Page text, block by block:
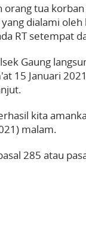
tua
dialami
RT setempat
Gaung
15 Januari
kita
malam.
285 atau